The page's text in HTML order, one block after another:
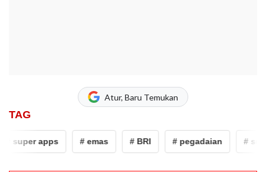
Atur, Baru Temukan
TAG
super apps # emas # BRI # pegadaian #